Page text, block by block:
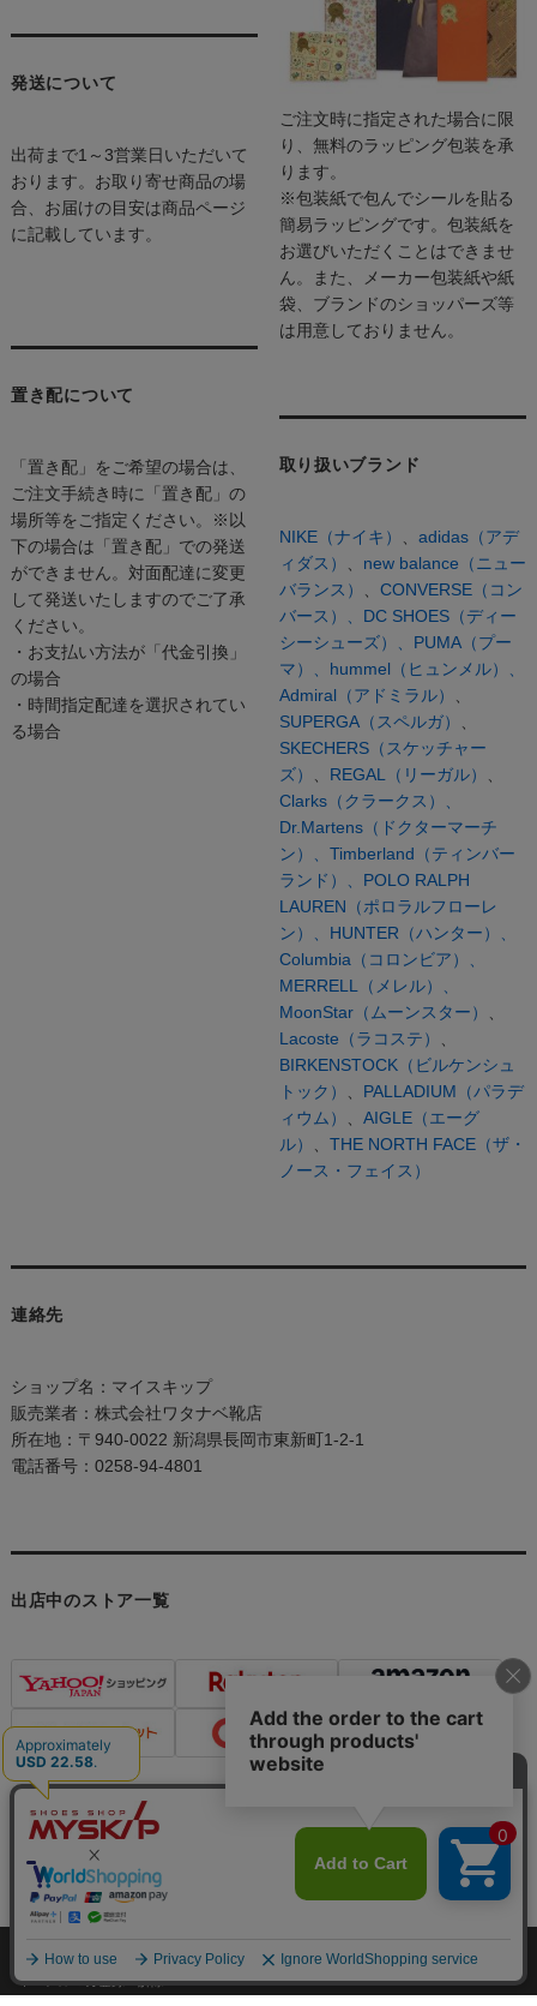
発送について
出荷まで1～3営業日いただいて
おります。お取り寄せ商品の場
合、お届けの目安は商品ページ
に記載しています。
置き配について
「置き配」をご希望の場合は、
ご注文手続き時に「置き配」の
場所等をご指定ください。※以
下の場合は「置き配」での発送
ができません。対面配達に変更
して発送いたしますのでご了承
ください。
・お支払い方法が「代金引換」
の場合
・時間指定配達を選択されてい
る場合
ご注文時に指定された場合に限
り、無料のラッピング包装を承
ります。
※包装紙で包んでシールを貼る
簡易ラッピングです。包装紙を
お選びいただくことはできませ
ん。また、メーカー包装紙や紙
袋、ブランドのショッパーズ等
は用意しておりません。
取り扱いブランド
NIKE（ナイキ）
adidas（アデ
ィダス）
new balance（ニュー
バランス）
CONVERSE（コン
バース）、 DC SHOES（ディー
シーシューズ）、 PUMA（プー
マ）、 hummel（ヒュンメル）、
Admiral（アドミラル）
SUPERGA（スペルガ）
SKECHERS（スケッチャー
ズ）
REGAL（リーガル）
Clarks（クラークス）、
Dr.Martens（ドクターマーチ
ン）、 Timberland（ティンバー
ランド）、 POLO RALPH
LAUREN（ポロラルフローレ
ン）、 HUNTER（ハンター）、
Columbia（コロンビア）、
MERRELL（メレル）、
MoonStar（ムーンスター）
Lacoste（ラコステ）
BIRKENSTOCK（ビルケンシュ
トック）
PALLADIUM（パラデ
ィウム）
AIGLE（エーグ
ル）
THE NORTH FACE（ザ・
ノース・フェイス）
連絡先
ショップ名：マイスキップ
販売業者：株式会社ワタナベ靴店
所在地：〒940-0022 新潟県長岡市東新町1-2-1
電話番号：0258-94-4801
出店中のストア一覧
個人情報の取り扱いについて
特定商取引法に関する表示
メルマガ登録・解除